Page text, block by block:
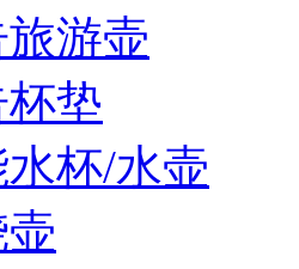
旅游壶
垫
杯/水壶